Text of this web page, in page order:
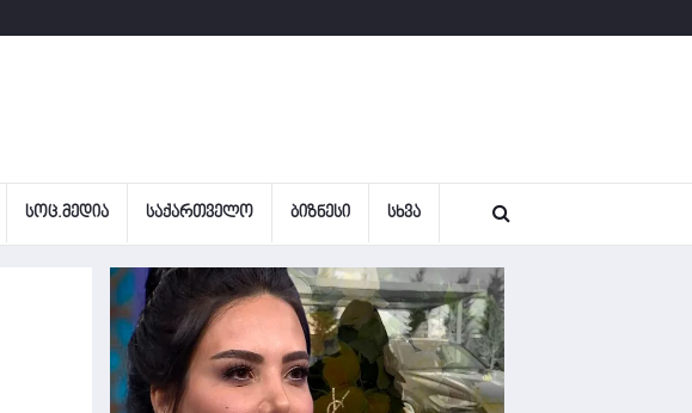
ᲡᲝᲪ.ᲛᲔᲓᲘᲐ ᲡᲐᲥᲐᲠᲗᲕᲔᲚᲝ ᲑᲘᲖᲜᲔᲡᲘ ᲡᲮᲕᲐ